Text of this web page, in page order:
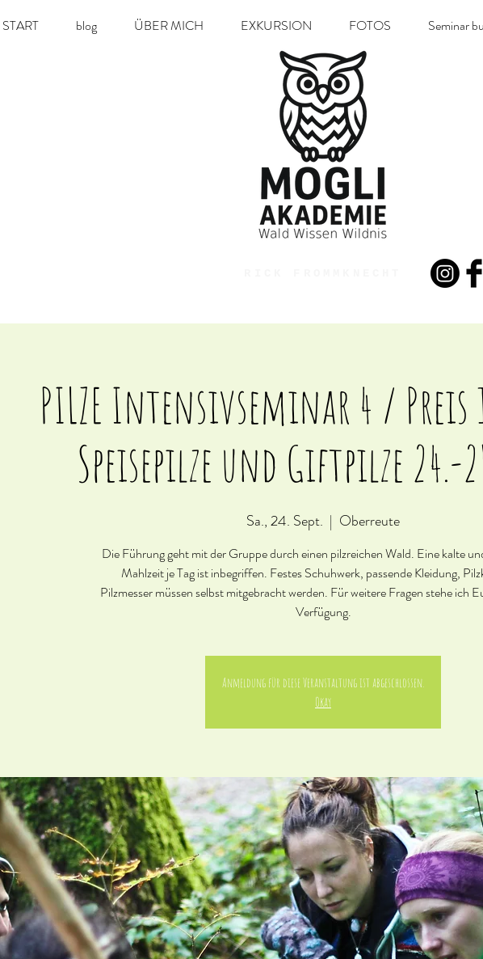
START blog ÜBER MICH EXKURSION FOTOS Seminar
PILZE Intensivseminar 4 / Preis
Speisepilze und Giftpilze 24.-
Sa., 24. Sept.
  |
Oberreute
Die Führung geht mit der Gruppe durch einen pilzreichen Wald. Eine kalte
Mahlzeit je Tag ist inbegriffen. Festes Schuhwerk, passende Kleidung,
Pilzmesser müssen selbst mitgebracht werden. Für weitere Fragen stehe ich
Verfügung.
Anmeldung für diese Veranstaltung ist abgeschlossen.
Okay